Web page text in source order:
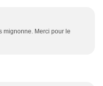
mignonne. Merci pour le